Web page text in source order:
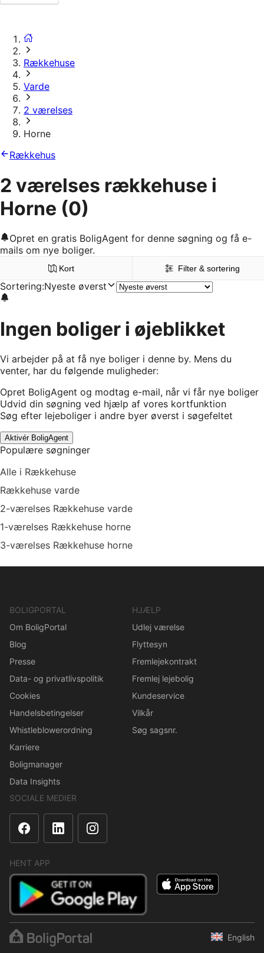
Rækkehuse
Varde
2 værelses
Horne
Rækkehus
2 værelses rækkehuse i
Horne (0)
Opret en gratis BoligAgent for denne søgning og få e-
mails om nye boliger.
Kort Filter & sortering
Sortering:Nyeste øverst
Ingen boliger i øjeblikket
Vi arbejder på at få nye boliger i denne by. Mens du
venter, har du følgende muligheder:
Opret BoligAgent og modtag e-mail, når vi får nye boliger
Udvid din søgning ved hjælp af vores kortfunktion
Søg efter lejeboliger i andre byer øverst i søgefeltet
Aktivér BoligAgent
Populære søgninger
Alle i Rækkehuse
Rækkehuse varde
2-værelses Rækkehuse varde
1-værelses Rækkehuse horne
3-værelses Rækkehuse horne
BOLIGPORTAL
Om BoligPortal
Blog
Presse
Data- og privatlivspolitik
Cookies
Handelsbetingelser
Whistleblowerordning
Karriere
Boligmanager
Data Insights
HJÆLP
Udlej værelse
Flyttesyn
Fremlejekontrakt
Fremlej lejebolig
Kundeservice
Vilkår
Søg sagsnr.
SOCIALE MEDIER
HENT APP
English